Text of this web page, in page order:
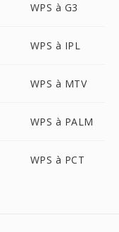
WPS à G3
WPS à IPL
WPS à MTV
WPS à PALM
WPS à PCT